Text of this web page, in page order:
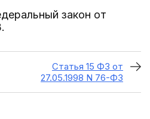
закон от
Статья 15 ФЗ от
27.05.1998 N 76-ФЗ